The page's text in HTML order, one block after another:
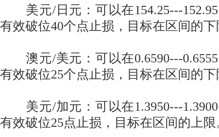
美元/日元：可以在154.25---
有效破位40个点止损，目标在区间的
澳元/美元：可以在0.6590---
有效破位25个点止损，目标在区间的
美元/加元：可以在1.3950---
有效破位25点止损，目标在区间的上限